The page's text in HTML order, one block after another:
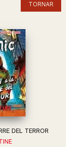
TORNAR
DEL TERROR